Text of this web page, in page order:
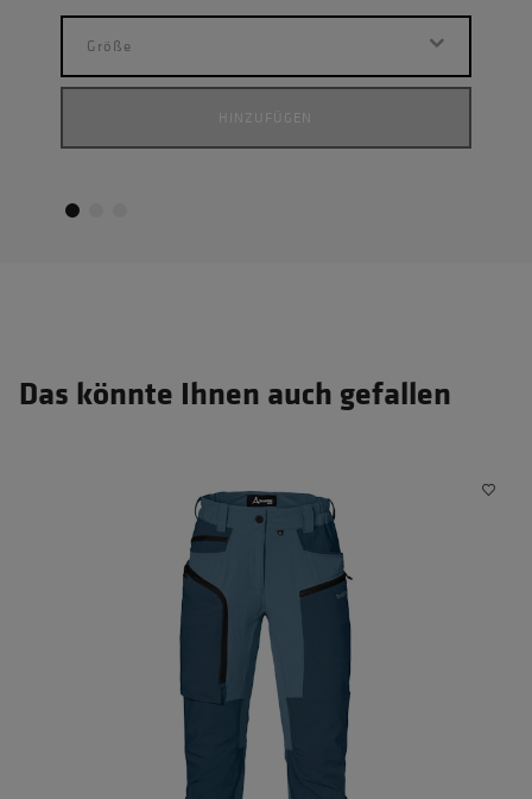
Größe
HINZUFÜGEN
Das könnte Ihnen auch gefallen